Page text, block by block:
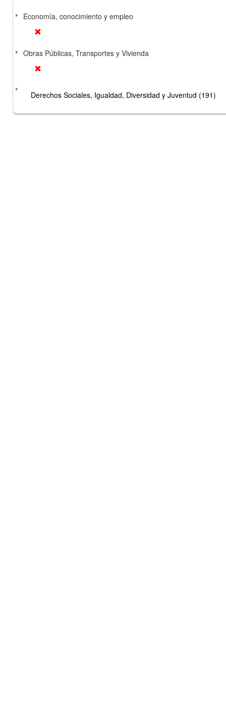
Economía, conocimiento y empleo
Obras Públicas, Transportes y Vivienda
Derechos Sociales, Igualdad, Diversidad y Juventud (191)